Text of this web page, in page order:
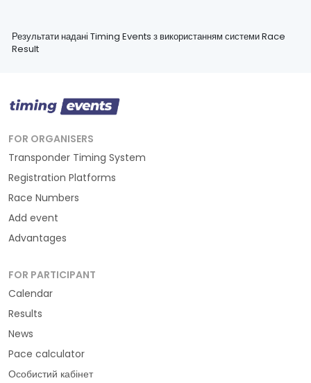
Результати надані Timing Events з використанням системи Race
Result
FOR ORGANISERS
Transponder Timing System
Registration Platforms
Race Numbers
Add event
Advantages
FOR PARTICIPANT
Calendar
Results
News
Pace calculator
Особистий кабінет